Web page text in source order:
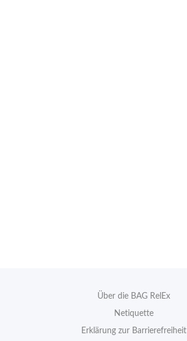
Über die BAG RelEx
Netiquette
Erklärung zur Barrierefreiheit